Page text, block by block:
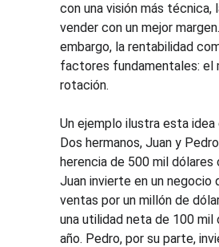
con una visión más técnica,
vender con un mejor
embargo, la rentabilidad
factores fundamentales: el
rotación.
Un ejemplo ilustra esta idea
Dos hermanos, Juan y
herencia de 500 mil dólares
Juan invierte en un negocio
ventas por un millón de
una utilidad neta de 100 mil
año. Pedro, por su parte,